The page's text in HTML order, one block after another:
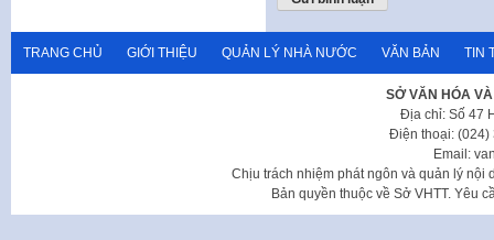
TRANG CHỦ GIỚI THIỆU QUẢN LÝ NHÀ NƯỚC VĂN BẢN TIN
SỞ VĂN HÓA
Địa chỉ: Số 47
Điện thoại: (024)
Email:
Chịu trách nhiệm phát ngôn và quản lý nội
Bản quyền thuộc về Sở VHTT. Yêu